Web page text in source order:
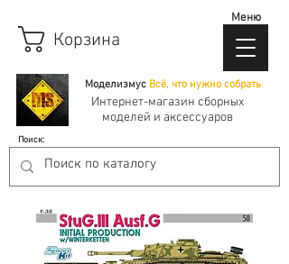
Моделизмус Всё, что нужно собрать
Корзина
Интернет-магазин сборных
моделей и аксессуаров
Поиск:
Меню